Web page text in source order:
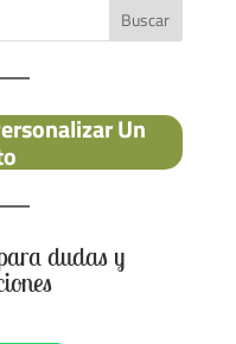
Buscar
Un
dudas y